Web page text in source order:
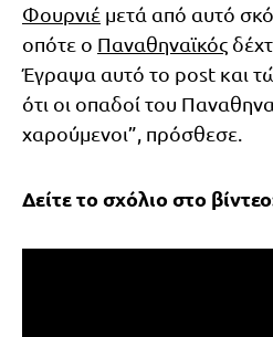
Φουρνιέ μετά από αυτό
οπότε ο Παναθηναϊκός
Έγραψα αυτό το post και
ότι οι οπαδοί του
χαρούμενοι”, πρόσθεσε.
Δείτε το σχόλιο στο